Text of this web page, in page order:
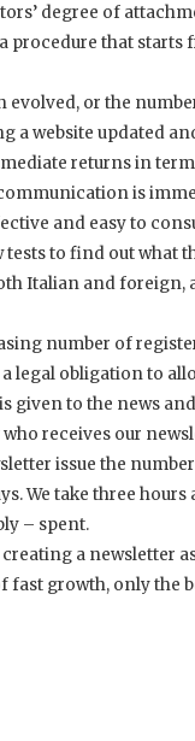
degree of
that starts
or the
a website updated
returns in
is
and easy to
to find out what
Italian and
number of
legal obligation to
given to the news
receives our
issue the
We take three hours
– spent.
a newsletter
fast growth, only the